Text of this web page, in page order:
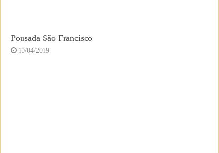
Pousada São Francisco
10/04/2019